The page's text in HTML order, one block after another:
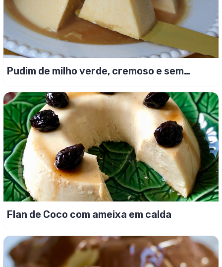
Pudim de milho verde, cremoso e sem
Flan de Coco com ameixa em calda